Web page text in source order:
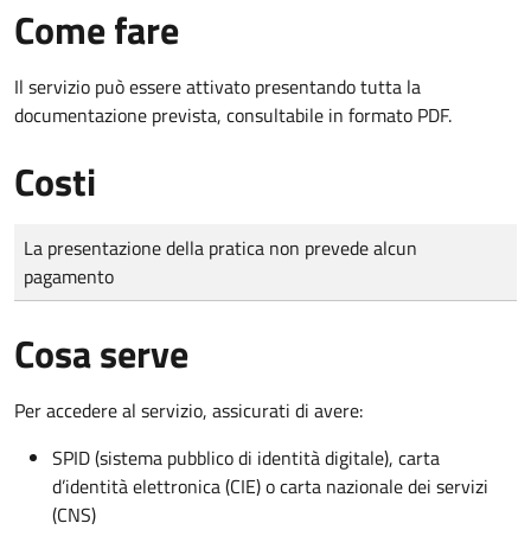
Come fare
Il servizio può essere attivato presentando tutta la
documentazione prevista, consultabile in formato PDF.
Costi
Tipo di pagamento
Importo
La presentazione della pratica non prevede alcun
pagamento
Cosa serve
Per accedere al servizio, assicurati di avere:
SPID (sistema pubblico di identità digitale), carta
d’identità elettronica (CIE) o carta nazionale dei servizi
(CNS)